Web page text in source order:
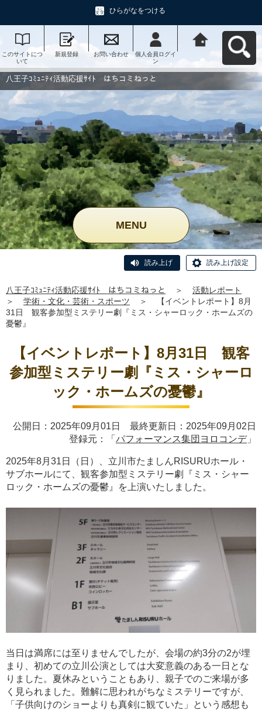
ひらがなをつける
このサイトにつ
いて
新規登録 お問い合わせ
個人会員ログイ
ン
動応援ｻｲﾄ はち
コミねっとへ戻
八王子ｺﾐｭﾆﾃｨ活動応援ｻｲﾄ はちコミねっと
MENU
読み上げ 読み上げ設定
八王子ｺﾐｭﾆﾃｨ活動応援ｻｲﾄ はちコミねっと ＞
活動レポート
＞
学術・文化・芸術・スポーツ ＞
【イベントレポート】8月
31日 観客参加型ミステリー劇『ミス・シャーロック・ホームズの
憂鬱』
【イベントレポート】8月31日 観客
参加型ミステリー劇『ミス・シャーロ
ック・ホームズの憂鬱』
公開日：2025年09月01日 最終更新日：2025年09月02日
登録元：「 パフォーマンス集団ヨロコンデ」
2025年8月31日（日）、立川市たましんRISURUホール・
サブホールにて、観客参加型ミステリー劇『ミス・シャー
ロック・ホームズの憂鬱』を上演いたしました。
当日は満席には至りませんでしたが、会場の約3分の2が埋
まり、初めての立川公演としては大変意義のある一日とな
りました。夏休みということもあり、親子でのご来場が多
く見られました。難解に思われがちなミステリーですが、
「子供向けのショーよりも真剣に観ていた」という感想も